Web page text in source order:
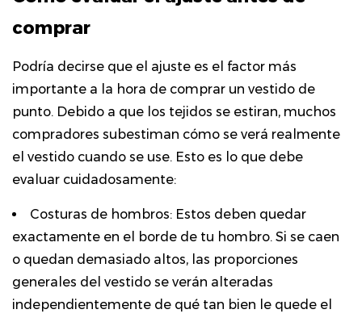
comprar
Podría decirse que el ajuste es el factor más
importante a la hora de comprar un vestido de
punto. Debido a que los tejidos se estiran, muchos
compradores subestiman cómo se verá realmente
el vestido cuando se use. Esto es lo que debe
evaluar cuidadosamente:
Costuras de hombros: Estos deben quedar
exactamente en el borde de tu hombro. Si se caen
o quedan demasiado altos, las proporciones
generales del vestido se verán alteradas
independientemente de qué tan bien le quede el